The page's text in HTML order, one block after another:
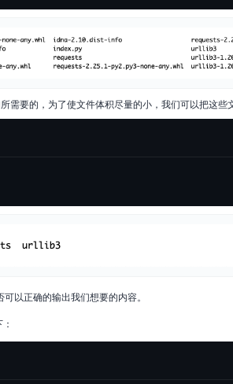
需要的，为了使文件体积尽量的小，我们可以把这些
可以正确的输出我们想要的内容。